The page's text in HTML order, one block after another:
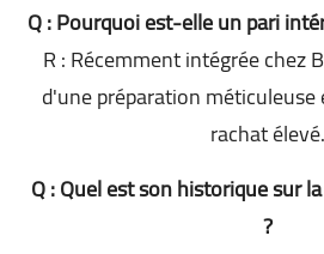
Q : Pourquoi est-elle un pari
R : Récemment intégrée chez
d'une préparation méticuleuse
rachat élevé.
Q : Quel est son historique sur
?